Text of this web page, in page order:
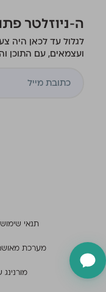
ה-ניוזלטר
לגלול עד לכאן היה
ועצמאים, עם התוכן
תנאי שימוש
מערכת
מורנינג